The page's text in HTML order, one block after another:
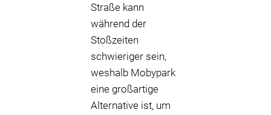
Straße kann
während der
Stoßzeiten
schwieriger sein,
weshalb Mobypark
eine großartige
Alternative ist, um